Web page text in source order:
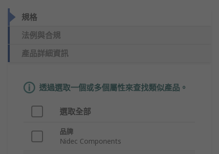
規格
法例與合規
產品詳細資訊
透過選取一個或多個屬性來查找類似產品。
選取全部
品牌
Nidec Components